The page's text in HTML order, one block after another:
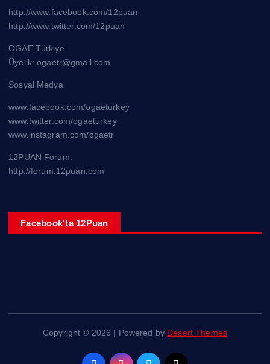
http://www.facebook.com/12puan
http://www.twitter.com/12puan
OGAE Türkiye
Üyelik: ogaetr@gmail.com
Sosyal Medya
www.facebook.com/ogaeturkey
www.twitter.com/ogaeturkey
www.instagram.com/ogaetr
12PUAN Forum:
http://forum.12puan.com
Facebook'ta 12Puan
Copyright © 2026 | Powered by Desert Themes